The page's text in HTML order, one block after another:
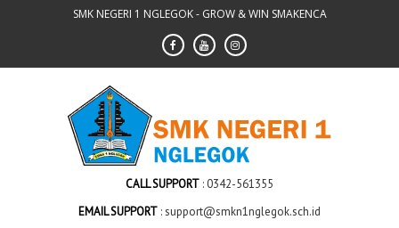
SMK NEGERI 1 NGLEGOK - GROW & WIN SMAKENCA
CALL SUPPORT 0342-561355
EMAIL SUPPORT support@smkn1nglegok.sch.id